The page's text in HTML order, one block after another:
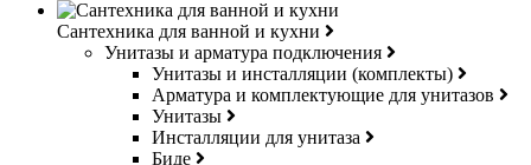
Сантехника для ванной и кухни
Унитазы и арматура подключения
Унитазы и инсталляции (комплекты)
Арматура и комплектующие для унитазов
Унитазы
Инсталляции для унитаза
Биде